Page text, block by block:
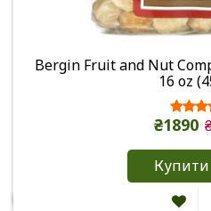
Bergin Fruit and Nut
16 oz
₴1890
Купити